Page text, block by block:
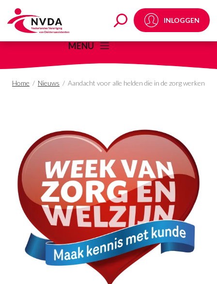
Aandacht voor alleINLOGGEN
MENU
Home / Nieuws / Aandacht voor alle helden die in de zorg werken